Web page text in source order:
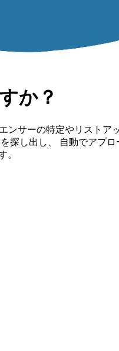
か？
ンサーの特定やリスト
し出し、 自動でアプ
。